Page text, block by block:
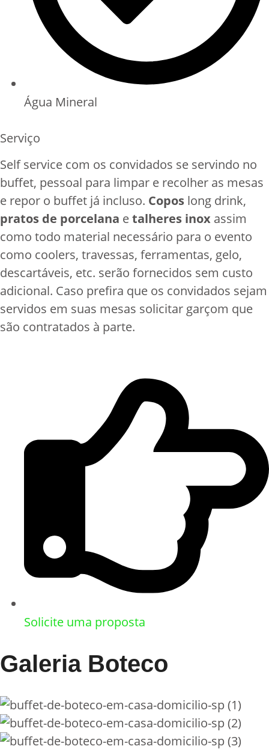
Água Mineral
Serviço
Self service com os convidados se servindo no
buffet, pessoal para limpar e recolher as mesas
e repor o buffet já incluso. Copos long drink,
pratos de porcelana etalheres inox assim
como todo material necessário para o evento
como coolers, travessas, ferramentas, gelo,
descartáveis, etc. serão fornecidos sem custo
adicional. Caso prefira que os convidados sejam
servidos em suas mesas solicitar garçom que
são contratados à parte.
Solicite uma proposta
Galeria Boteco